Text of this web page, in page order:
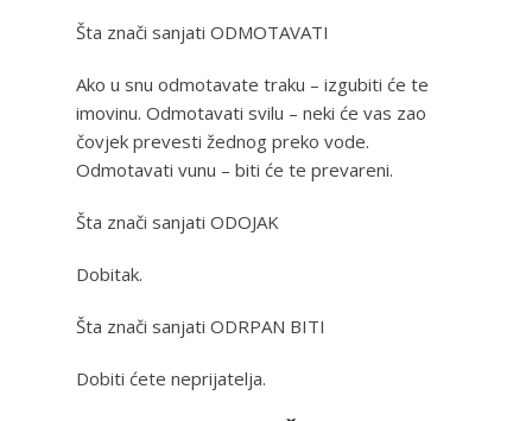
Šta znači sanjati ODMOTAVATI
Ako u snu odmotavate traku – izgubiti će te
imovinu. Odmotavati svilu – neki će vas zao
čovjek prevesti žednog preko vode.
Odmotavati vunu – biti će te prevareni.
Šta znači sanjati ODOJAK
Dobitak.
Šta znači sanjati ODRPAN BITI
Dobiti ćete neprijatelja.